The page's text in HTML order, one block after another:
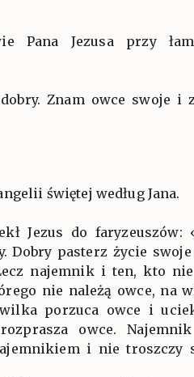
Pana Jezusa przy
Znam owce swoje i
świętej według Jana.
Jezus do faryzeuszów:
Dobry pasterz życie swoje
najemnik i ten, kto
nie należą owce, na
porzuca owce i
owce.
i nie troszczy